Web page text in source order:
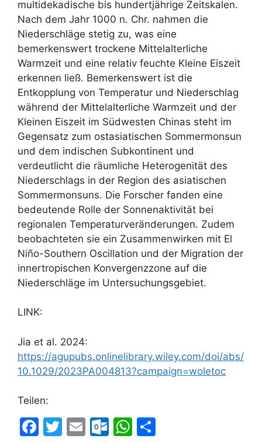
multidekadische bis hundertjährige Zeitskalen.
Nach dem Jahr 1000 n. Chr. nahmen die
Niederschläge stetig zu, was eine
bemerkenswert trockene Mittelalterliche
Warmzeit und eine relativ feuchte Kleine Eiszeit
erkennen ließ. Bemerkenswert ist die
Entkopplung von Temperatur und Niederschlag
während der Mittelalterliche Warmzeit und der
Kleinen Eiszeit im Südwesten Chinas steht im
Gegensatz zum ostasiatischen Sommermonsun
und dem indischen Subkontinent und
verdeutlicht die räumliche Heterogenität des
Niederschlags in der Region des asiatischen
Sommermonsuns. Die Forscher fanden eine
bedeutende Rolle der Sonnenaktivität bei
regionalen Temperaturveränderungen. Zudem
beobachteten sie ein Zusammenwirken mit El
Niño-Southern Oscillation und der Migration der
innertropischen Konvergenzzone auf die
Niederschläge im Untersuchungsgebiet.
LINK:
Jia et al. 2024:
https://agupubs.onlinelibrary.wiley.com/doi/abs/
10.1029/2023PA004813?campaign=woletoc
Teilen:
F
T
E
O
W